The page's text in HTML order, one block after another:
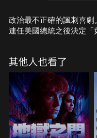
政治最不正確的諷刺喜
連任美國總統之後決定「
和現金，引起大批探員覬
將是一年一度的國定殺
12小時，所有犯罪行為都
入無政府的瘋狂狀態，黑
趁此打劫毒品與現金……
其他人也看了